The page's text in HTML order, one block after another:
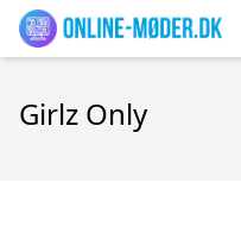
Girlz Only